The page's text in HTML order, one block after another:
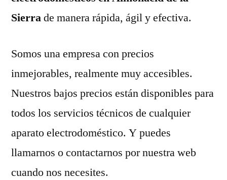
Sierrade manera rápida, ágil y efectiva.
Somos una empresa con precios
inmejorables, realmente muy accesibles.
Nuestros bajos precios están disponibles para
todos los servicios técnicos de cualquier
aparato electrodoméstico. Y puedes
llamarnos o contactarnos por nuestra web
cuando nos necesites.